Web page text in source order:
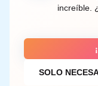
C/ Doctor
increíble.
SOLO